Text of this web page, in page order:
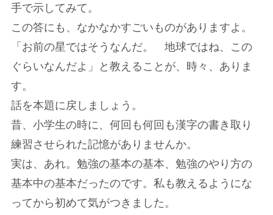
手で示してみて。
この答にも、なかなかすごいものがありますよ。
「お前の星ではそうなんだ。 地球ではね、この
ぐらいなんだよ」と教えることが、時々、ありま
す。
話を本題に戻しましょう。
昔、小学生の時に、何回も何回も漢字の書き取り
練習させられた記憶がありませんか。
実は、あれ。勉強の基本の基本、勉強のやり方の
基本中の基本だったのです。私も教えるようにな
ってから初めて気がつきました。